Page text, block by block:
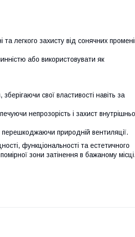
легкого захисту від сонячних
або використовувати як
свої властивості навіть за
непрозорість і захист
природній вентиляції.
функціональності та естетичного
зони затінення в бажаному місці.